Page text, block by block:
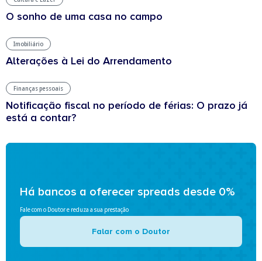
O sonho de uma casa no campo
Imobiliário
Alterações à Lei do Arrendamento
Finanças pessoais
Notificação fiscal no período de férias: O prazo já
está a contar?
Há bancos a oferecer spreads desde 0%
Fale com o Doutor e reduza a sua prestação
Falar com o Doutor